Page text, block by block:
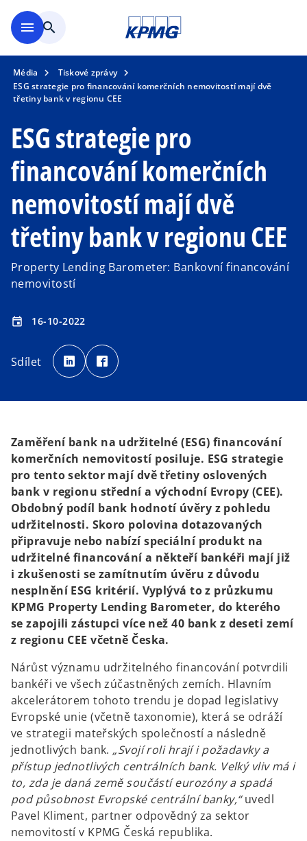
menu search
Média
Tiskové zprávy
ESG strategie pro financování komerčních nemovitostí mají dvě
třetiny bank v regionu CEE
ESG strategie pro
financování komerčních
nemovitostí mají dvě
třetiny bank v regionu CEE
Property Lending Barometer: Bankovní financování
nemovitostí
event 16-10-2022
Sdílet p
e
n
t
a
b
p
e
t
a
b
Zaměření bank na udržitelné (ESG) financování
komerčních nemovitostí posiluje. ESG strategie
pro tento sektor mají dvě třetiny oslovených
bank v regionu střední a východní Evropy (CEE).
Obdobný podíl bank hodnotí úvěry z pohledu
udržitelnosti. Skoro polovina dotazovaných
připravuje nebo nabízí speciální produkt na
udržitelné financování a někteří bankéři mají již
i zkušenosti se zamítnutím úvěru z důvodu
nesplnění ESG kritérií. Vyplývá to z průzkumu
KPMG Property Lending Barometer, do kterého
se zapojili zástupci více než 40 bank z deseti zemí
z regionu CEE včetně Česka.
Nárůst významu udržitelného financování potvrdili
bankéři ve všech zúčastněných zemích. Hlavním
akcelerátorem tohoto trendu je dopad legislativy
Evropské unie (včetně taxonomie), která se odráží
ve strategii mateřských společností a následně
jednotlivých bank. „Svojí roli hrají i požadavky a
přístup jednotlivých centrálních bank. Velký vliv má i
to, zda je daná země součástí eurozóny a spadá
pod působnost Evropské centrální banky,“uvedl
Pavel Kliment, partner odpovědný za sektor
nemovitostí v KPMG Česká republika.